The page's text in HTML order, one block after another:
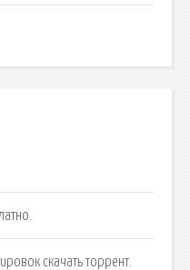
скачать торрент.